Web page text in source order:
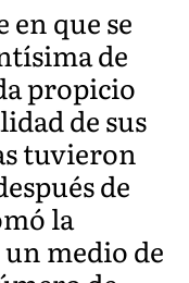
en que se
de
propicio
de sus
tuvieron
de
la
medio de